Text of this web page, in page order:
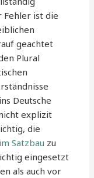
Fehler ist die
geachtet
Plural
Deutsche
explizit
die
im Satzbau zu
eingesetzt
als auch vor